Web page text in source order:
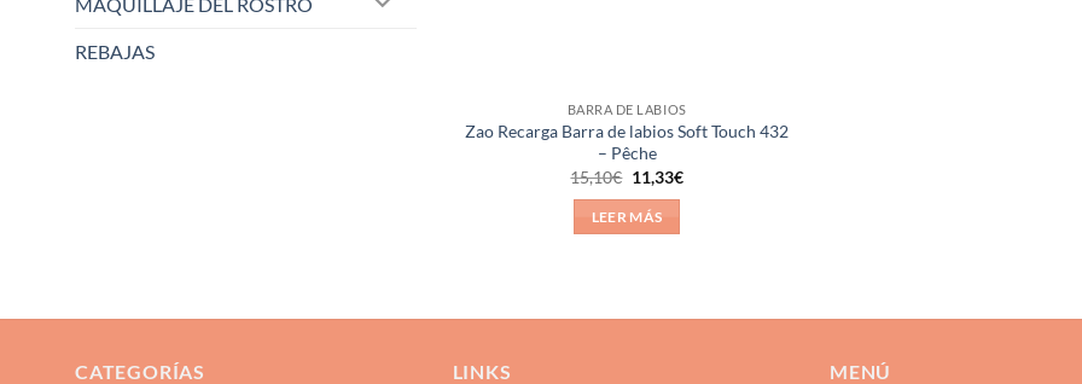
REBAJAS
BARRA DE LABIOS
Zao Recarga Barra de labios Soft Touch 432
– Pêche
15,10€ El
precio
original
era:
11,33€El
LEER MÁS
CATEGORÍAS LINKS MENÚ